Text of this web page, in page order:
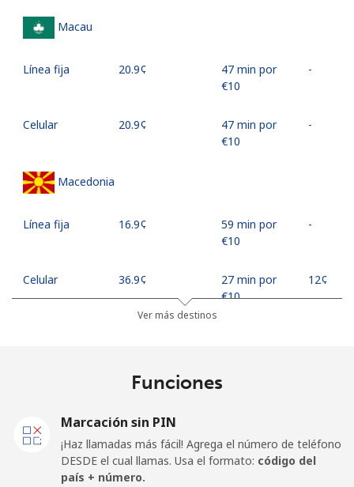
Macau
Línea fija ⁦20.9¢⁩
47 min por
⁦€10⁩
-
Celular ⁦20.9¢⁩
47 min por
⁦€10⁩
-
Macedonia
Línea fija ⁦16.9¢⁩
59 min por
⁦€10⁩
-
Celular ⁦36.9¢⁩
27 min por
⁦€10⁩
⁦12¢⁩
⁦57.5¢⁩
17 min por
Celular
⁦€10⁩
Ver más destinos
Funciones
Marcación sin PIN
¡Haz llamadas más fácil! Agrega el número de teléfono
DESDE el cual llamas. Usa el formato: código del
país + número.